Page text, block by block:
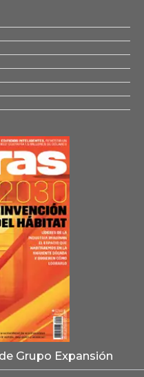
Grupo Expansión